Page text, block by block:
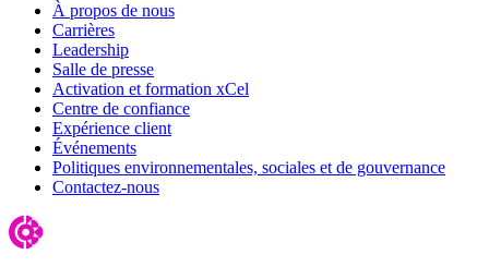
À propos de nous
Carrières
Leadership
Salle de presse
Activation et formation xCel
Centre de confiance
Expérience client
Événements
Politiques environnementales, sociales et de gouvernance
Contactez-nous